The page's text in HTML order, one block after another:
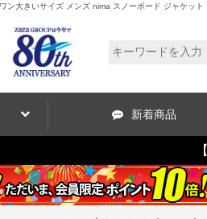
ン大きいサイズ メンズ nima スノーボード ジャケッ
新着商品